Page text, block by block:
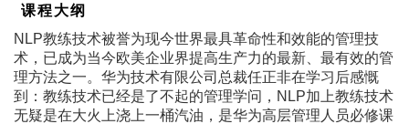
课程大纲
NLP教练技术被誉为现今世界最具革命性和效能的管理技
术，已成为当今欧美企业界提高生产力的最新、最有效的管
理方法之一。华为技术有限公司总裁任正非在学习后感慨
到：教练技术已经是了不起的管理学问，NLP加上教练技术
无疑是在大火上浇上一桶汽油，是华为高层管理人员必修课